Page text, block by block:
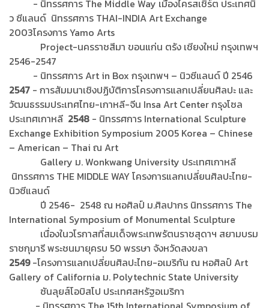
- นิทรรศการ The Middle Way เมืองไครสเชิร์ต ประเทศนิ
ว ซีแลนด์ นิทรรศการ THAI-INDIA Art Exchange
2003โครงการ Yamo Arts
Project-นครราชสีมา ขอนแก่น ตรัง เชียงใหม่ กรุงเทพฯ
2546-2547
- นิทรรศการ Art in Box กรุงเทพฯ – นิวซีแลนด์ ปี 2546
2547 - การสัมมนาเชิงปฏิบัติการโครงการแลกเปลี่ยนศิลปะ และ
วัฒนธรรมประเทศไทย-เกาหลี-จีน Insa Art Center กรุงโซล
ประเทศเกาหลี 2548 - นิทรรศการ International Sculpture
Exchange Exhibition Symposium 2005 Korea – Chinese
– American – Thai ณ Art
Gallery ม. Wonkwang University ประเทศเกาหลี
นิทรรศการ THE MIDDLE WAY โครงการแลกเปลี่ยนศิลปะไทย-
นิวซีแลนด์
ปี 2546- 2548 ณ หอศิลป์ ม.ศิลปากร นิทรรศการ The
International Symposium of Monumental Sculpture
เนื่องในวโรกาสที่สมเด็จพระเทพรัตนราชสุดาฯ สยามบรม
ราชกุมารี พระชนมายุครบ 50 พรรษา จังหวัดสงขลา
2549-โครงการแลกเปลี่ยนศิลปะไทย-อเมริกัน ณ หอศิลป์ Art
Gallery of California ม. Polytechnic State University
ซันลุยส์โอบิสโป ประเทศสหรัฐอเมริกา